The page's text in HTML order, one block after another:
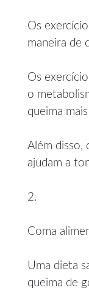
Os
maneira de
Os
o
queima
Além disso,
ajudam a
2.
Coma
Uma dieta
queima de